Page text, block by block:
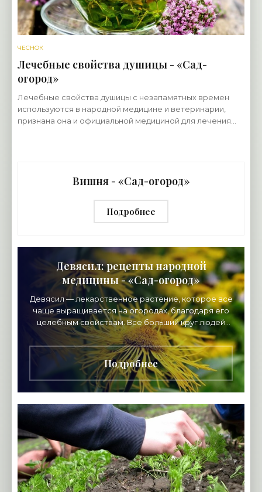
ЧЕСНОК
Лечебные свойства душицы - «Сад-
огород»
Лечебные свойства душицы с незапамятных времен
используются в народной медицине и ветеринарии,
признана она и официальной медициной для лечения
Вишня - «Сад-огород»
Подробнее
Девясил: рецепты народной
медицины - «Сад-огород»
Девясил — лекарственное растение, которое все
чаще выращивается на огородах, благодаря его
целебным свойствам. Все больший круг людей
применяет рецепты народной медицины для
лечения
Подробнее